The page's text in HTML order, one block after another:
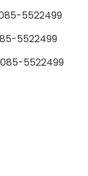
5522499
5522499
5522499